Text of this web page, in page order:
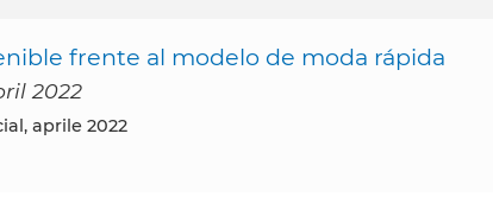
frente al modelo de moda rápida
2022
aprile 2022